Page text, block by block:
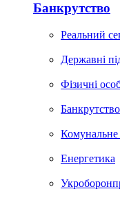
Банкрутство
Реальний
Державні
Фізичні
Комунальне
Енергетика